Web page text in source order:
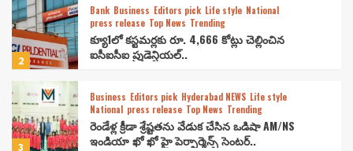
2
Bank Business Editors pick Life style National
press release Top News Trending
క్యూ1లో కస్టమర్లకు రూ. 4,666 కోట్లు చెల్లించిన
ఐసీఐసీఐ ప్రుడెన్షియల్..
3
Business Editors pick Hyderabad NEWS Life style
National press release Top News Trending
రెండేళ్ల క్రీడా శ్రేష్టతను వేడుక చేసిన ఒడిషా AM/NS
ఇండియా ఖో ఖో హై పెర్ఫార్మెన్స్ సెంటర్..